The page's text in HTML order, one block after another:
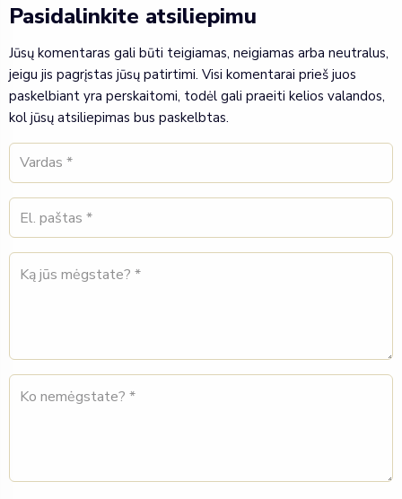
Pasidalinkite atsiliepimu
Jūsų komentaras gali būti teigiamas, neigiamas arba neutralus,
jeigu jis pagrįstas jūsų patirtimi. Visi komentarai prieš juos
paskelbiant yra perskaitomi, todėl gali praeiti kelios valandos,
kol jūsų atsiliepimas bus paskelbtas.